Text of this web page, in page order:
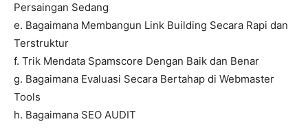
Persaingan Sedang
e. Bagaimana Membangun Link Building Secara Rapi dan
Terstruktur
f. Trik Mendata Spamscore Dengan Baik dan Benar
g. Bagaimana Evaluasi Secara Bertahap di Webmaster
Tools
h. Bagaimana SEO AUDIT